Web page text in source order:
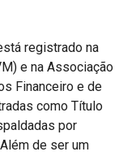
registrado na
e na Associação
Financeiro e de
como Título
por
de ser um